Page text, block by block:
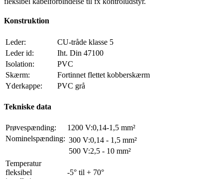
Konstruktion
Leder:
CU-tråde klasse 5
Leder id:
Iht. Din 47100
Isolation:
PVC
Skærm:
Fortinnet flettet kobberskærm
Yderkappe:
PVC grå
Tekniske data
Prøvespænding:
1200 V:0,14-1,5 mm²
Nominelspænding: 300 V:0,14 - 1,5 mm²
500 V:2,5 - 10 mm²
Temperatur
fleksibel
-5° til + 70°